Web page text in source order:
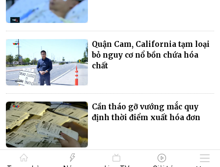
Quận Cam, California tạm loại
bỏ nguy cơ nổ bồn chứa hóa
chất
Cần tháo gỡ vướng mắc quy
định thời điểm xuất hóa đơn